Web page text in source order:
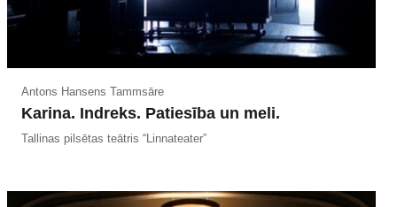
Antons Hansens Tammsāre
Karina. Indreks. Patiesība un meli.
Tallinas pilsētas teātris “Linnateater”